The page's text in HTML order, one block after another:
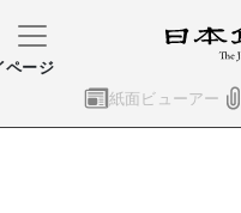
紙面ビューアー
ページ